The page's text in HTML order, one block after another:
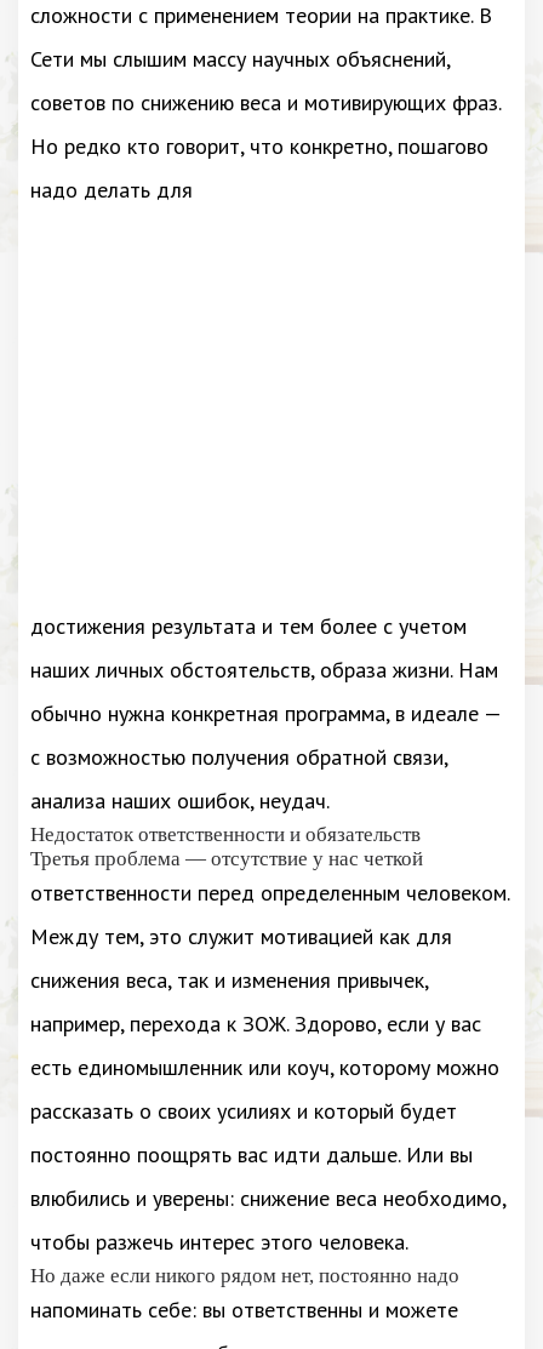
сложности с применением теории на практике. В
Сети мы слышим массу научных объяснений,
советов по снижению веса и мотивирующих фраз.
Но редко кто говорит, что конкретно, пошагово
надо делать для
достижения результата и тем более с учетом
наших личных обстоятельств, образа жизни. Нам
обычно нужна конкретная программа, в идеале —
с возможностью получения обратной связи,
анализа наших ошибок, неудач.
Недостаток ответственности и обязательств
Третья проблема — отсутствие у нас четкой
ответственности перед определенным человеком.
Между тем, это служит мотивацией как для
снижения веса, так и изменения привычек,
например, перехода к ЗОЖ. Здорово, если у вас
есть единомышленник или коуч, которому можно
рассказать о своих усилиях и который будет
постоянно поощрять вас идти дальше. Или вы
влюбились и уверены: снижение веса необходимо,
чтобы разжечь интерес этого человека.
Но даже если никого рядом нет, постоянно надо
напоминать себе: вы ответственны и можете